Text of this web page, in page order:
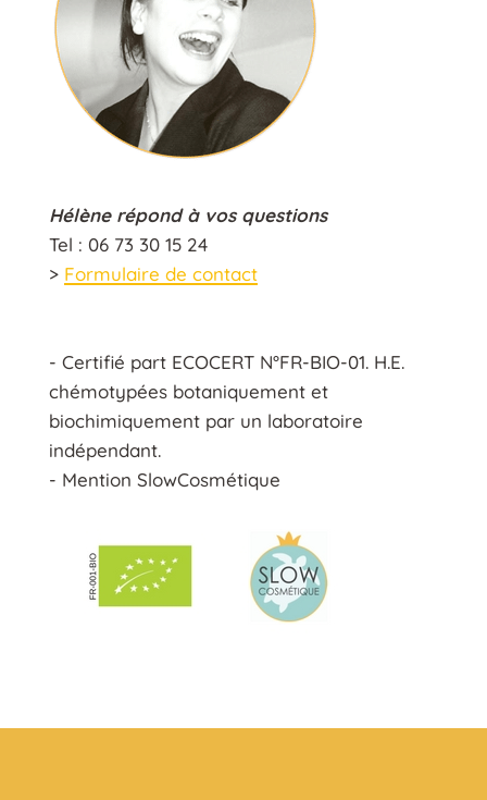
Hélène répond à vos questions
Tel : 06 73 30 15 24
> Formulaire de contact
- Certifié part ECOCERT N°FR-BIO-01. H.E.
chémotypées botaniquement et
biochimiquement par un laboratoire
indépendant.
- Mention SlowCosmétique